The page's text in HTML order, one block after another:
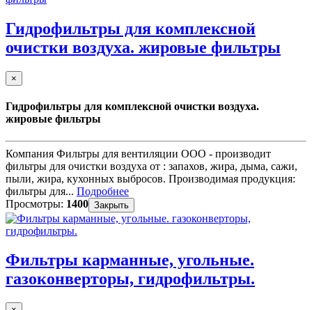
Гидрофильтры для комплексной
очистки воздуха. жировые фильтры
×
Гидрофильтры для комплексной очистки воздуха.
жировые фильтры
Компания Фильтры для вентиляции ООО - производит
фильтры для очистки воздуха от : запахов, жира, дыма, сажи,
пыли, жира, кухонных выбросов. Производимая продукция:
фильтры для... Подробнее
Просмотры: 1400 Закрыть
Фильтры карманные, угольные.
газоконверторы, гидрофильтры.